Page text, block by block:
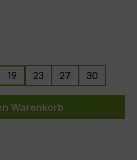
19 23 27 30
Wert
Warenkorb